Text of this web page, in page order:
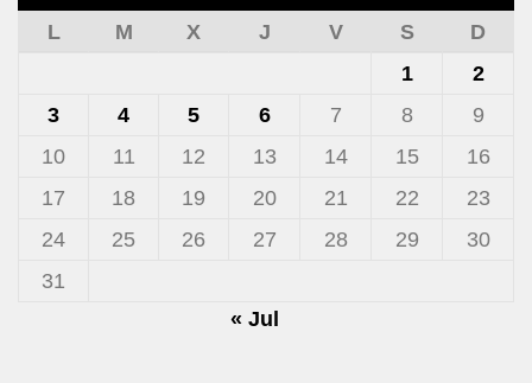
L
M X J V S
D
1
2
3
4 5 6 7 8
9
10
11 12 13 14 15
16
17
18 19 20 21 22
23
24
25 26 27 28 29
30
31
« Jul